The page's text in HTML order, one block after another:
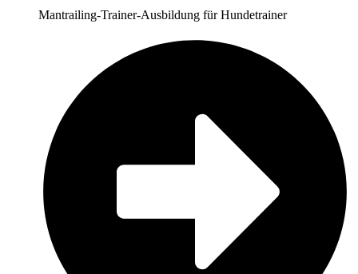
Mantrailing-Trainer-Ausbildung für Hundetrainer